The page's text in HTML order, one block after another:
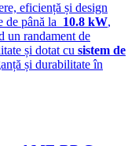
eficiență și design
de până la 10.8 kW,
un randament de
și dotat cu sistem de
și durabilitate în